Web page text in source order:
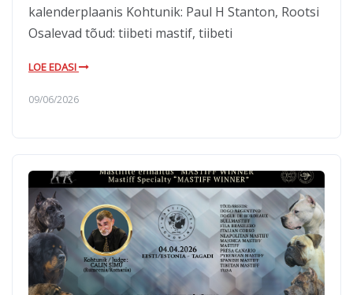
kalenderplaanis Kohtunik: Paul H Stanton, Rootsi
Osalevad tõud: tiibeti mastif, tiibeti
LOE EDASI
09/06/2026